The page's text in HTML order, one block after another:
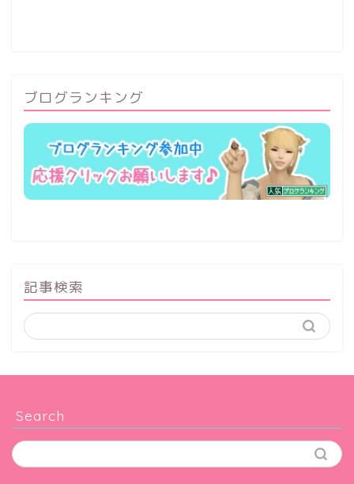
ブログランキング
記事検索
Search